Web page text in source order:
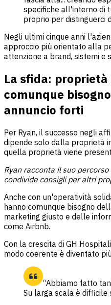
specifiche all'interno di
proprio per distinguerci
Negli ultimi cinque anni
approccio più orientato alla
attenzione a brand, sistemi e
La sfida:
comunque
annuncio forti
Per Ryan, il successo negli
dipende solo dalla proprietà
quella proprietà viene
Ryan racconta il suo percorso
condivide consigli per altri
Anche con un'operatività
hanno comunque bisogno
marketing giusto e delle
come Airbnb.
Con la crescita di GH
modo coerente è diventato
“Abbiamo fatto
Su larga scala è difficile